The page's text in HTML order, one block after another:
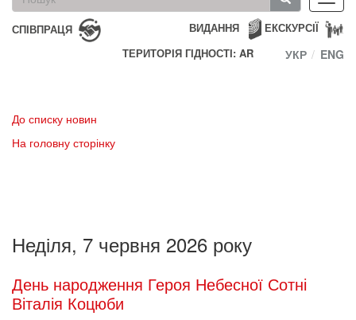
форма
Пошук
СПІВПРАЦЯ ЕКСКУРСІЇ
ВИДАННЯ
ТЕРИТОРІЯ ГІДНОСТІ: AR
УКР ENG
До списку новин
На головну сторінку
Неділя, 7 червня 2026 року
День народження Героя Небесної Сотні
Віталія Коцюби